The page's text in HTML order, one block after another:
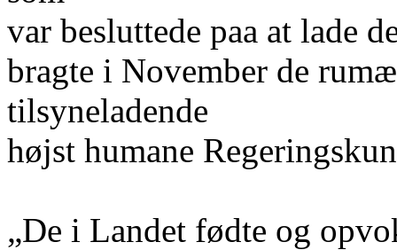
var besluttede paa at lade
bragte i November de
tilsyneladende
højst humane
„De i Landet fødte og